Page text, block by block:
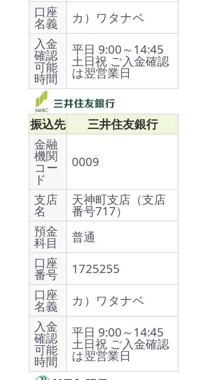
口座
名義
カ）ワタナベ
入金
確認
可能
時間
平日 9:00～14:45
土日祝 ご入金確認
は翌営業日
振込先
三井住友銀行
金融
機関
コー
ド
0009
支店
名
天神町支店（支店
番号717）
預金
科目
普通
口座
番号
1725255
口座
名義
カ）ワタナベ
入金
確認
可能
時間
平日 9:00～14:45
土日祝 ご入金確認
は翌営業日